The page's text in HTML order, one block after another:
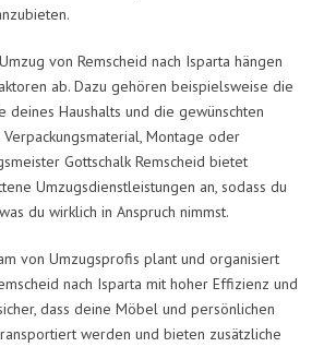
von Remscheid nach Isparta hängen
ab. Dazu gehören beispielsweise die
deines Haushalts und die gewünschten
Montage oder
Gottschalk Remscheid bietet
Umzugsdienstleistungen an, sodass du
du wirklich in Anspruch nimmst.
von Umzugsprofis plant und organisiert
nach Isparta mit hoher Effizienz und
dass deine Möbel und persönlichen
werden und bieten zusätzliche